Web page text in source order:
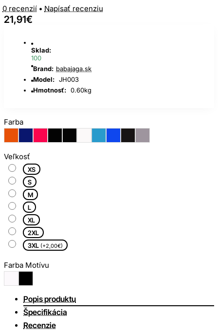
0 recenzií • Napísať recenziu
21,91€
Sklad:
100
Brand: babajaga.sk
Model: JH003
Hmotnosť: 0.60kg
Farba
Veľkosť
XS
S
M
L
XL
2XL
3XL (+2,00€)
Farba Motívu
Popis produktu
Špecifikácia
Recenzie